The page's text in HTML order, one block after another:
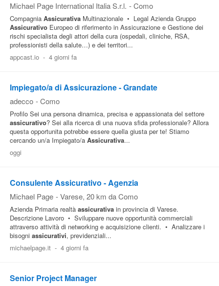
Blog
Pubblica
Area
Aziende
Michael Page International Italia S.r.l. - Como
Compagnia Assicurativa Multinazionale • Legal Azienda Gruppo
Assicurativo Europeo di riferimento in Assicurazione e Gestione dei
rischi specialista degli attori della cura (ospedali, cliniche, RSA,
professionisti della salute…) e dei territori...
appcast.io - 4 giorni fa
Impiegato/a di Assicurazione - Grandate
adecco - Como
Profilo Sei una persona dinamica, precisa e appassionata del settore
assicurativo? Sei alla ricerca di una nuova sfida professionale? Allora
questa opportunita potrebbe essere quella giusta per te! Stiamo
cercando un/a Impiegato/a Assicurativa...
oggi
Consulente Assicurativo - Agenzia
Michael Page - Varese, 20 km da Como
Azienda Primaria realtà assicurativa in provincia di Varese.
Descrizione Lavoro • Sviluppare nuove opportunità commerciali
attraverso attività di networking e acquisizione clienti. • Analizzare i
bisogni assicurativi, previdenziali...
michaelpage.it - 4 giorni fa
Senior Project Manager